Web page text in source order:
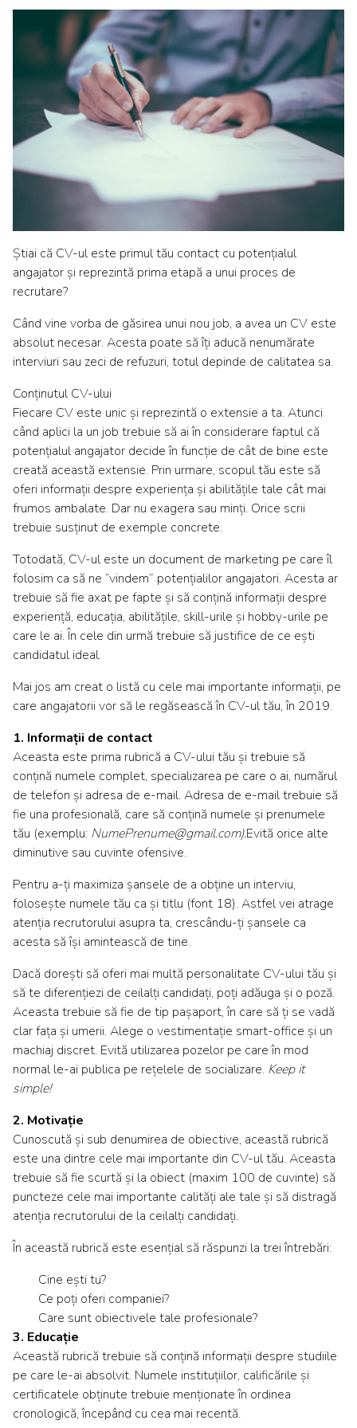
Știai că CV-ul este primul tău contact cu potențialul
angajator și reprezintă prima etapă a unui proces de
recrutare?
Când vine vorba de găsirea unui nou job, a avea un CV este
absolut necesar. Acesta poate să îți aducă nenumărate
interviuri sau zeci de refuzuri, totul depinde de calitatea sa.
Conținutul CV-ului
Fiecare CV este unic și reprezintă o extensie a ta. Atunci
când aplici la un job trebuie să ai în considerare faptul că
potențialul angajator decide în funcție de cât de bine este
creată această extensie. Prin urmare, scopul tău este să
oferi informații despre experiența și abilitățile tale cât mai
frumos ambalate. Dar nu exagera sau minți. Orice scrii
trebuie susținut de exemple concrete.
Totodată, CV-ul este un document de marketing pe care îl
folosim ca să ne “vindem” potențialilor angajatori. Acesta ar
trebuie să fie axat pe fapte și să conțină informații despre
experiență, educația, abilitățile, skill-urile și hobby-urile pe
care le ai. În cele din urmă trebuie să justifice de ce ești
candidatul ideal.
Mai jos am creat o listă cu cele mai importante informații, pe
care angajatorii vor să le regăsească în CV-ul tău, în 2019.
1. Informații de contact
Aceasta este prima rubrică a CV-ului tău și trebuie să
conțină numele complet, specializarea pe care o ai, numărul
de telefon și adresa de e-mail. Adresa de e-mail trebuie să
fie una profesională, care să conțină numele și prenumele
tău (exemplu: NumePrenume@gmail.com).Evită orice alte
diminutive sau cuvinte ofensive.
Pentru a-ți maximiza șansele de a obține un interviu,
folosește numele tău ca și titlu (font 18). Astfel vei atrage
atenția recrutorului asupra ta, crescându-ți șansele ca
acesta să își amintească de tine.
Dacă dorești să oferi mai multă personalitate CV-ului tău și
să te diferențiezi de ceilalți candidați, poți adăuga și o poză.
Aceasta trebuie să fie de tip pașaport, în care să ți se vadă
clar fața și umerii. Alege o vestimentație smart-office și un
machiaj discret. Evită utilizarea pozelor pe care în mod
normal le-ai publica pe rețelele de socializare. Keep it
simple!
2. Motivație
Cunoscută și sub denumirea de obiective, această rubrică
este una dintre cele mai importante din CV-ul tău. Aceasta
trebuie să fie scurtă și la obiect (maxim 100 de cuvinte) să
puncteze cele mai importante calități ale tale și să distragă
atenția recrutorului de la ceilalți candidați.
În această rubrică este esențial să răspunzi la trei întrebări:
Cine ești tu?
Ce poți oferi companiei?
Care sunt obiectivele tale profesionale?
3. Educație
Această rubrică trebuie să conțină informații despre studiile
pe care le-ai absolvit. Numele instituțiilor, calificările și
certificatele obținute trebuie menționate în ordinea
cronologică, începând cu cea mai recentă.